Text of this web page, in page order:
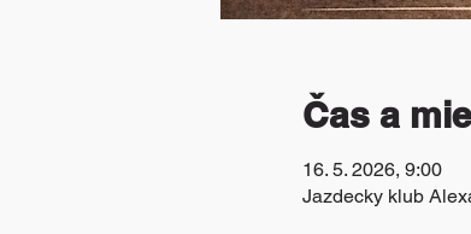
Čas a
16. 5. 2026, 9:00
Jazdecky klub